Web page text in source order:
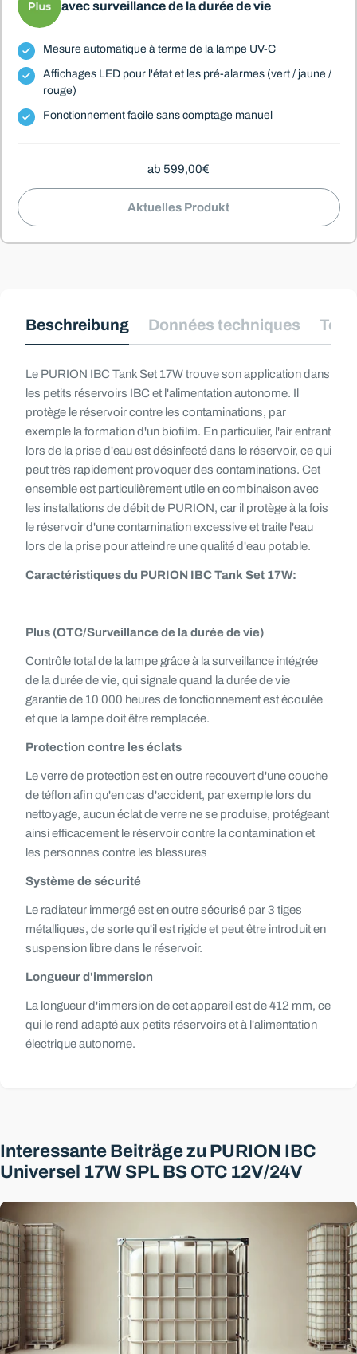
avec surveillance de la durée de vie
Mesure automatique à terme de la lampe UV-C
Affichages LED pour l'état et les pré-alarmes (vert / jaune /
rouge)
Fonctionnement facile sans comptage manuel
ab 599,00€
Aktuelles Produkt
Beschreibung Données techniques
Le PURION IBC Tank Set 17W trouve son application dans
les petits réservoirs IBC et l'alimentation autonome. Il
protège le réservoir contre les contaminations, par
exemple la formation d'un biofilm. En particulier, l'air entrant
lors de la prise d'eau est désinfecté dans le réservoir, ce qui
peut très rapidement provoquer des contaminations. Cet
ensemble est particulièrement utile en combinaison avec
les installations de débit de PURION, car il protège à la fois
le réservoir d'une contamination excessive et traite l'eau
lors de la prise pour atteindre une qualité d'eau potable.
Caractéristiques du PURION IBC Tank Set 17W:
Plus (OTC/Surveillance de la durée de vie)
Contrôle total de la lampe grâce à la surveillance intégrée
de la durée de vie, qui signale quand la durée de vie
garantie de 10 000 heures de fonctionnement est écoulée
et que la lampe doit être remplacée.
Protection contre les éclats
Le verre de protection est en outre recouvert d'une couche
de téflon afin qu'en cas d'accident, par exemple lors du
nettoyage, aucun éclat de verre ne se produise, protégeant
ainsi efficacement le réservoir contre la contamination et
les personnes contre les blessures
Système de sécurité
Le radiateur immergé est en outre sécurisé par 3 tiges
métalliques, de sorte qu'il est rigide et peut être introduit en
suspension libre dans le réservoir.
Longueur d'immersion
La longueur d'immersion de cet appareil est de 412 mm, ce
qui le rend adapté aux petits réservoirs et à l'alimentation
électrique autonome.
Interessante Beiträge zu PURION IBC
Universel 17W SPL BS OTC 12V/24V